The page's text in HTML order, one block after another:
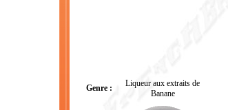
Genre :
Liqueur aux extraits de
Banane